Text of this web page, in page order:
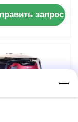
14 штукзапрос